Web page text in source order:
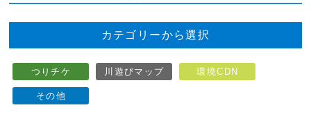
カテゴリーから選択
つりチケ 川遊びマップ 環境CDN
その他